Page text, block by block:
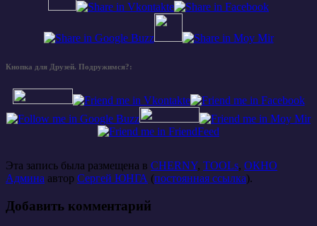
Кнопка для Друзей. Подружимся?:
Эта запись была размещена в CHERNY, TOOLs, ОКНО
Админа автор Сергей ЮНГА (постоянная ссылка).
Добавить комментарий